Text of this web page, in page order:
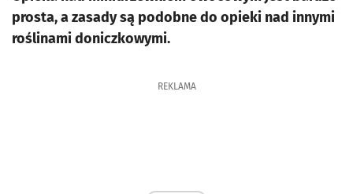
prosta, a zasady są podobne do opieki nad innymi
roślinami doniczkowymi.
REKLAMA